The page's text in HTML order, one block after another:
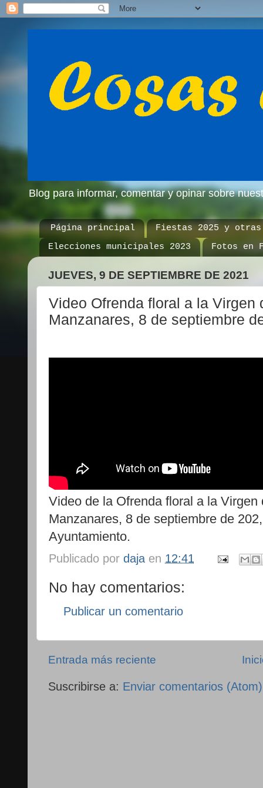
Blog para informar, comentar y opinar sobre
Página principal
Fiestas 2025 y otras
Elecciones municipales 2023
Fotos en
JUEVES, 9 DE SEPTIEMBRE DE 2021
Video Ofrenda floral a la Virgen
Manzanares, 8 de septiembre
Video de la Ofrenda floral a la
Manzanares, 8 de septiembre de
Ayuntamiento.
Publicado por daja en 12:41
No hay comentarios:
Publicar un comentario
Entrada más reciente
Suscribirse a: Enviar comentarios (Atom)